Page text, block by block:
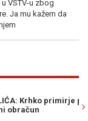
VSTV-u zbog
Ja mu kažem da
Krhko primirje pred